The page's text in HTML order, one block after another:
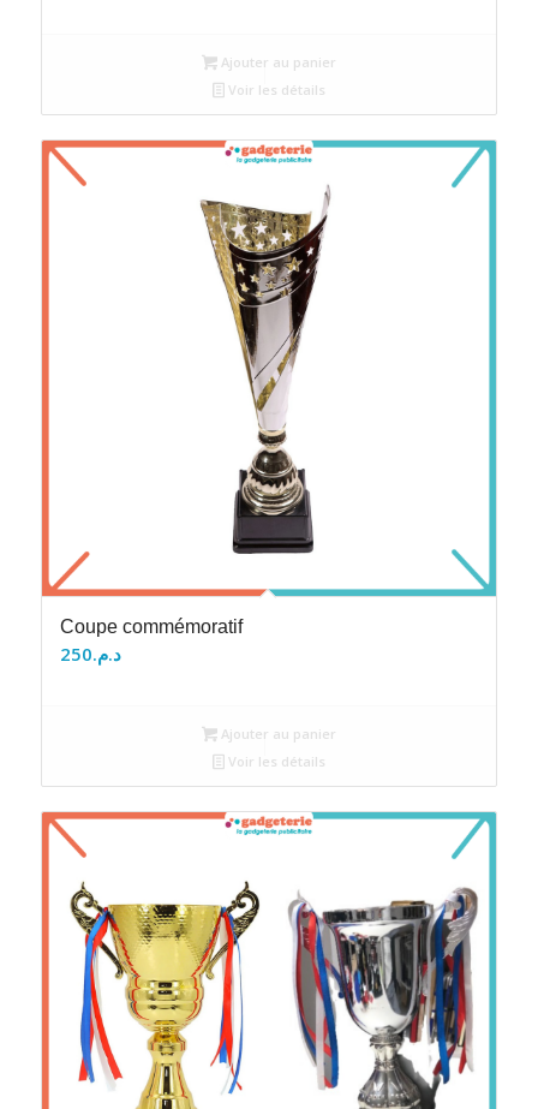
Ajouter au panier
Voir les détails
Coupe commémoratif
د.م.250
Ajouter au panier
Voir les détails